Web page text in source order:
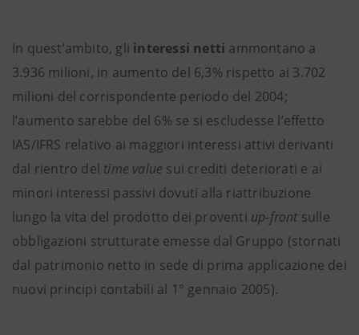
In quest’ambito, gli interessi netti ammontano a
3.936 milioni, in aumento del 6,3% rispetto ai 3.702
milioni del corrispondente periodo del 2004;
l’aumento sarebbe del 6% se si escludesse l’effetto
IAS/IFRS relativo ai maggiori interessi attivi derivanti
dal rientro del time value sui crediti deteriorati e ai
minori interessi passivi dovuti alla riattribuzione
lungo la vita del prodotto dei proventi up-frontsulle
obbligazioni strutturate emesse dal Gruppo (stornati
dal patrimonio netto in sede di prima applicazione dei
nuovi principi contabili al 1° gennaio 2005).